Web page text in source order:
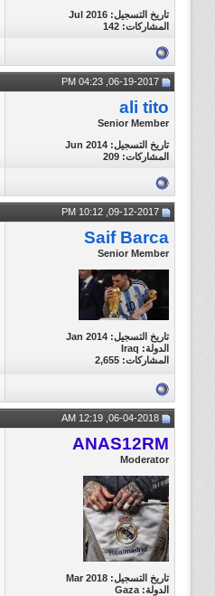
تاريخ التسجيل: Jul 2016
المشاركات: 142
ali tito
Senior Member
تاريخ التسجيل: Jun 2014
المشاركات: 209
Saif Barca
Senior Member
تاريخ التسجيل: Jan 2014
الدولة: Iraq
المشاركات: 2,655
ANAS12RM
Moderator
تاريخ التسجيل: Mar 2018
الدولة: Gaza